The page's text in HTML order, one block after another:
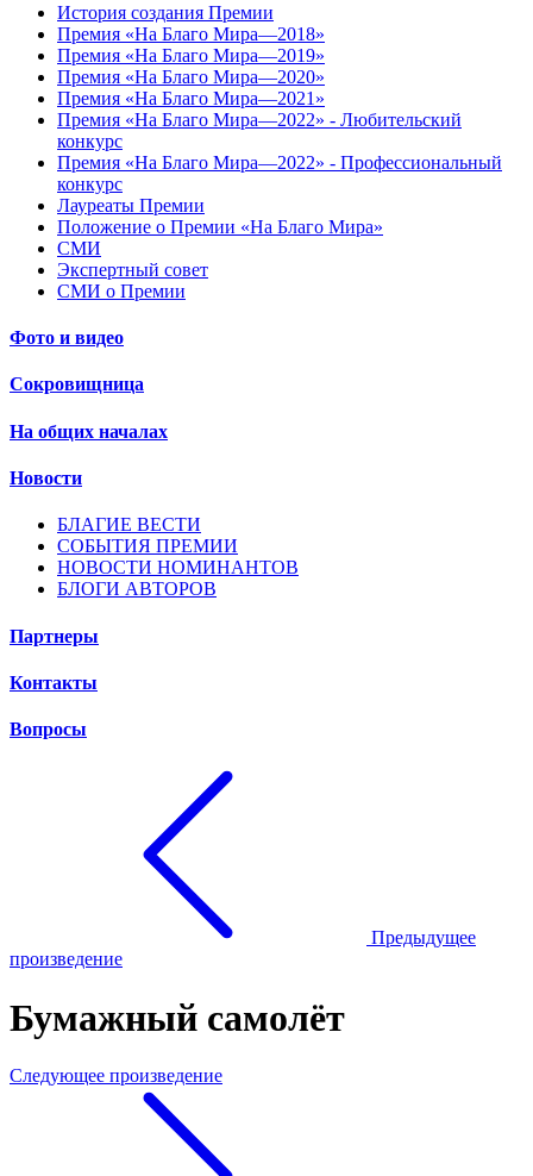
История создания Премии
Премия «На Благо Мира—2018»
Премия «На Благо Мира—2019»
Премия «На Благо Мира—2020»
Премия «На Благо Мира—2021»
Премия «На Благо Мира—2022» - Любительский
конкурс
Премия «На Благо Мира—2022» - Профессиональный
конкурс
Лауреаты Премии
Положение о Премии «На Благо Мира»
СМИ
Экспертный совет
СМИ о Премии
Фото и видео
Сокровищница
На общих началах
Новости
БЛАГИЕ ВЕСТИ
СОБЫТИЯ ПРЕМИИ
НОВОСТИ НОМИНАНТОВ
БЛОГИ АВТОРОВ
Партнеры
Контакты
Вопросы
Предыдущее
произведение
Бумажный самолёт
Следующее произведение